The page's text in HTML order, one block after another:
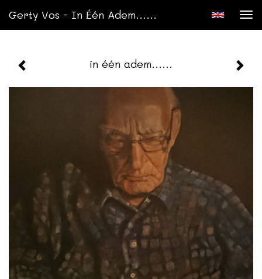
Gerty Vos - In Één Adem......
in één adem......